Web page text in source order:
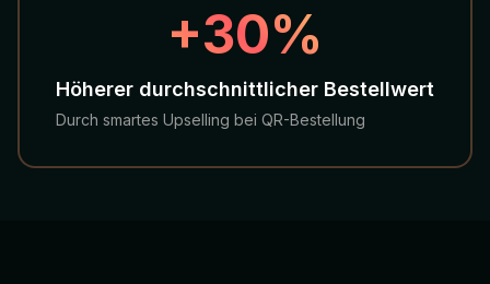
+30%
Höherer durchschnittlicher Bestellwert
Durch smartes Upselling bei QR-Bestellung